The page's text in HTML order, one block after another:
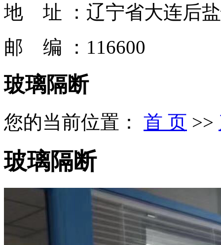
地 址 ：辽宁省大连后
邮 编 ：116600
玻璃隔断
您的当前位置： 首 页 >>
玻璃隔断